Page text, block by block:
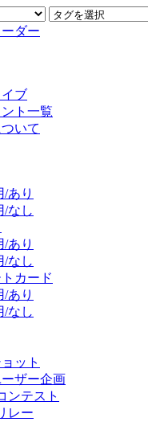
ダー
ブ
ト一覧
いて
/あり
/なし
/あり
/なし
カード
/あり
/なし
ット
ザー企画
ンテスト
レー